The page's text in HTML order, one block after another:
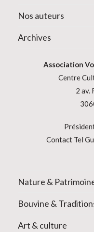
Nos auteurs
Archives
Association
Centre
2 av.
Contact Tel
Nature &
Bouvine &
Art & culture